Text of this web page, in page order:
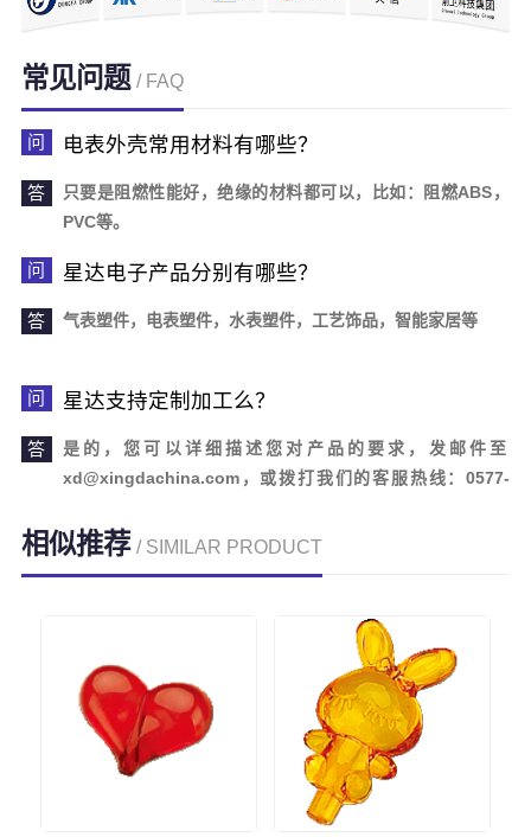
常见问题 / FAQ
电表外壳常用材料有哪些？
只要是阻燃性能好，绝缘的材料都可以，比如：阻燃ABS，
PVC等。
星达电子产品分别有哪些？
气表塑件，电表塑件，水表塑件，工艺饰品，智能家居等
星达支持定制加工么？
是的，您可以详细描述您对产品的要求，发邮件至
xd@xingdachina.com，或拨打我们的客服热线：0577-
相似推荐 / SIMILAR PRODUCT